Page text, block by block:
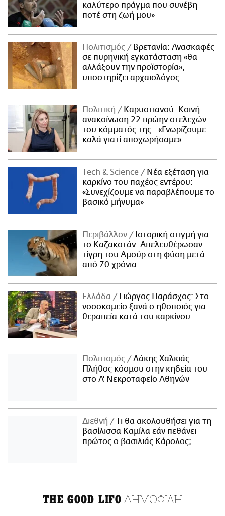
καλύτερο πράγμα που συνέβη
ποτέ στη ζωή μου»
Πολιτισμός
Βρετανία: Ανασκαφές
σε πυρηνική εγκατάσταση «θα
αλλάξουν την προϊστορία»,
υποστηρίζει αρχαιολόγος
Πολιτική
Καρυστιανού: Κοινή
ανακοίνωση 22 πρώην στελεχών
του κόμματός της - «Γνωρίζουμε
καλά γιατί αποχωρήσαμε»
Τech & Science
Νέα εξέταση για
καρκίνο του παχέος εντέρου:
«Συνεχίζουμε να παραβλέπουμε το
βασικό μήνυμα»
Περιβάλλον
Ιστορική στιγμή για
το Καζακστάν: Απελευθέρωσαν
τίγρη του Αμούρ στη φύση μετά
από 70 χρόνια
Ελλάδα
Γιώργος Παράσχος: Στο
νοσοκομείο ξανά ο ηθοποιός για
θεραπεία κατά του καρκίνου
Πολιτισμός
Λάκης Χαλκιάς:
Πλήθος κόσμου στην κηδεία του
στο Α' Νεκροταφείο Αθηνών
Διεθνή
Τι θα ακολουθήσει για τη
βασίλισσα Καμίλα εάν πεθάνει
πρώτος ο βασιλιάς Κάρολος;
THE GOOD LIFO ΔΗΜΟΦΙΛΗ